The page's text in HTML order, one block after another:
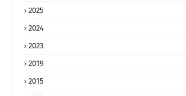
2025
2024
2023
2019
2015